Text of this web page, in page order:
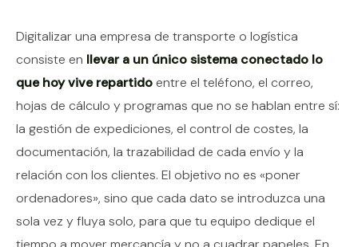
Contenido del artículo
Digitalizar una empresa de transporte o logística
consiste en llevar a un único sistema conectado lo
que hoy vive repartido entre el teléfono, el correo,
hojas de cálculo y programas que no se hablan entre sí:
la gestión de expediciones, el control de costes, la
documentación, la trazabilidad de cada envío y la
relación con los clientes. El objetivo no es «poner
ordenadores», sino que cada dato se introduzca una
sola vez y fluya solo, para que tu equipo dedique el